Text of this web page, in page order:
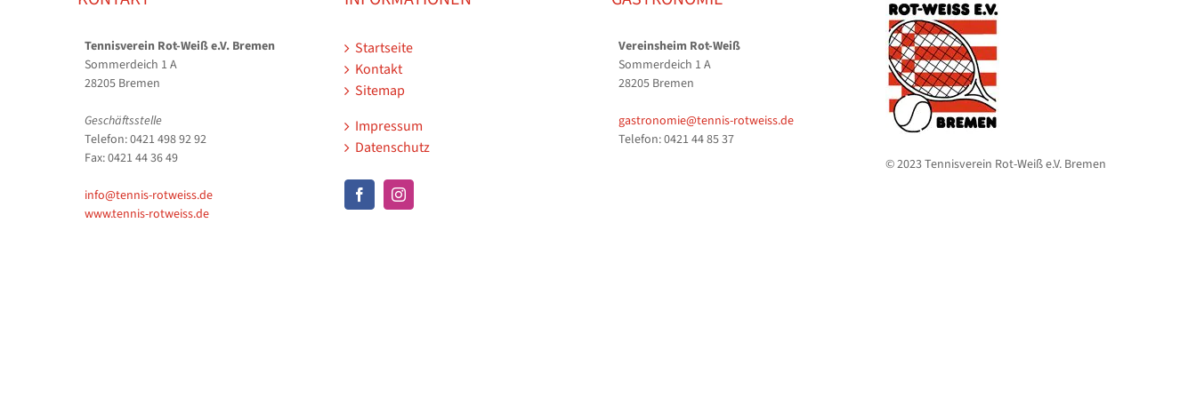
Tennisverein Rot-Weiß e.V. Bremen
Sommerdeich 1 A
28205 Bremen
Geschäftsstelle
Telefon: 0421 498 92 92
Fax: 0421 44 36 49
info@tennis-rotweiss.de
www.tennis-rotweiss.de
Startseite
Kontakt
Sitemap
Impressum
Datenschutz
Vereinsheim Rot-Weiß
Sommerdeich 1 A
28205 Bremen
gastronomie@tennis-rotweiss.de
Telefon: 0421 44 85 37
© 2023 Tennisverein Rot-Weiß e.V. Bremen